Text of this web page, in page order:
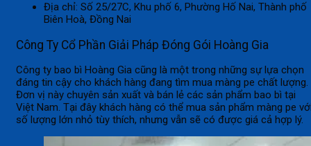
Địa chỉ: Số 25/27C, Khu phố 6, Phường Hố Nai, Thành phố
Biên Hoà, Đồng Nai
Công Ty Cổ Phần Giải Pháp Đóng Gói Hoàng Gia
Công ty bao bì Hoàng Gia cũng là một trong những sự lựa chọn
đáng tin cậy cho khách hàng đang tìm mua màng pe chất lượng.
Đơn vị này chuyên sản xuất và bán lẻ các sản phẩm bao bì tại
Việt Nam. Tại đây khách hàng có thể mua sản phẩm màng pe
số lượng lớn nhỏ tùy thích, nhưng vẫn sẽ có được giá cả hợp lý.